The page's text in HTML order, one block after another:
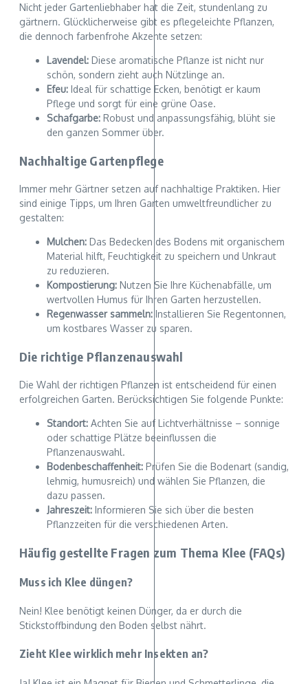
Nicht jeder Gartenliebhaber hat die Zeit, stundenlang zu
gärtnern. Glücklicherweise gibt es pflegeleichte Pflanzen,
die dennoch farbenfrohe Akzente setzen:
Lavendel: Diese aromatische Pflanze ist nicht nur
schön, sondern zieht auch Nützlinge an.
Efeu: Ideal für schattige Ecken, benötigt er kaum
Pflege und sorgt für eine grüne Oase.
Schafgarbe: Robust und anpassungsfähig, blüht sie
den ganzen Sommer über.
Nachhaltige Gartenpflege
Immer mehr Gärtner setzen auf nachhaltige Praktiken. Hier
sind einige Tipps, um Ihren Garten umweltfreundlicher zu
gestalten:
Mulchen: Das Bedecken des Bodens mit organischem
Material hilft, Feuchtigkeit zu speichern und Unkraut
zu reduzieren.
Kompostierung: Nutzen Sie Ihre Küchenabfälle, um
wertvollen Humus für Ihren Garten herzustellen.
Regenwasser sammeln: Installieren Sie Regentonnen,
um kostbares Wasser zu sparen.
Die richtige Pflanzenauswahl
Die Wahl der richtigen Pflanzen ist entscheidend für einen
erfolgreichen Garten. Berücksichtigen Sie folgende Punkte:
Standort: Achten Sie auf Lichtverhältnisse – sonnige
oder schattige Plätze beeinflussen die
Pflanzenauswahl.
Bodenbeschaffenheit: Prüfen Sie die Bodenart (sandig,
lehmig, humusreich) und wählen Sie Pflanzen, die
dazu passen.
Jahreszeit: Informieren Sie sich über die besten
Pflanzzeiten für die verschiedenen Arten.
Häufig gestellte Fragen zum Thema Klee (FAQs)
Muss ich Klee düngen?
Nein! Klee benötigt keinen Dünger, da er durch die
Stickstoffbindung den Boden selbst nährt.
Zieht Klee wirklich mehr Insekten an?